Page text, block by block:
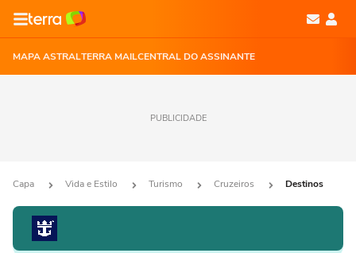
MAPA ASTRALTERRA MAILCENTRAL DO ASSINANTE
PUBLICIDADE
Capa Vida e Estilo Turismo Cruzeiros Destinos